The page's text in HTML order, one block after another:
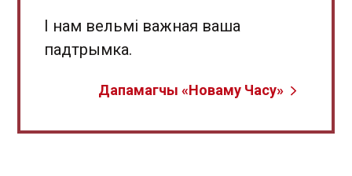
І нам вельмі важная ваша
падтрымка.
Дапамагчы «Новаму Часу»